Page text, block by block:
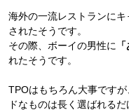
海外の一流レストランに
されたそうです。
その際、ボーイの男性に
れたそうです。
TPOはもちろん大事です
ドなものは長く選ばれる